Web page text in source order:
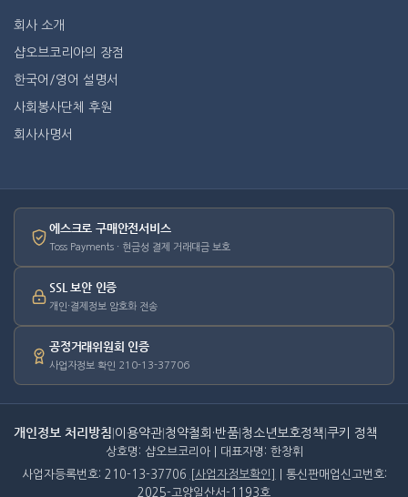
회사 소개
샵오브코리아의 장점
한국어/영어 설명서
사회봉사단체 후원
회사사명서
에스크로 구매안전서비스
Toss Payments · 현금성 결제 거래대금 보호
SSL 보안 인증
개인·결제정보 암호화 전송
공정거래위원회 인증
사업자정보 확인 210-13-37706
개인정보 처리방침 이용약관 청약철회·반품 청소년보호정책 쿠키 정책
상호명: 샵오브코리아 | 대표자명: 한창휘
사업자등록번호: 210-13-37706
[사업자정보확인]
| 통신판매업신고번호:
2025-고양일산서-1193호